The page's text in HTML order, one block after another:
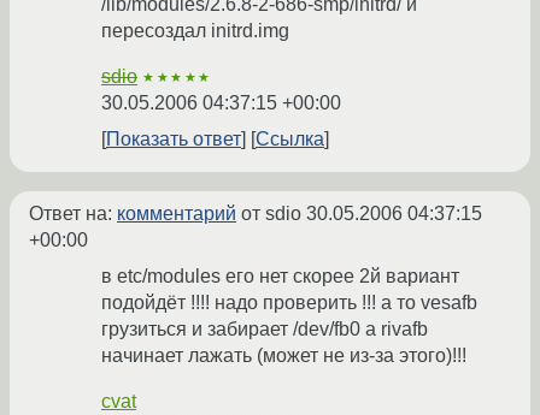
/lib/modules/2.6.8-2-686-smp/initrd/ и
пересоздал initrd.img
sdio ★★★★★
30.05.2006 04:37:15 +00:00
Показать ответ
Ссылка
Ответ на: комментарий от sdio 30.05.2006 04:37:15
+00:00
в etc/modules его нет скорее 2й вариант
подойдёт !!!! надо проверить !!! а то vesafb
грузиться и забирает /dev/fb0 а rivafb
начинает лажать (может не из-за этого)!!!
cvat